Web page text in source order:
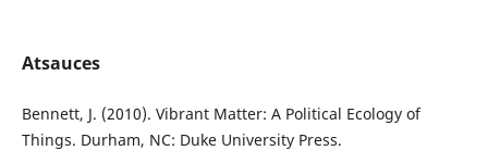
Atsauces
Bennett, J. (2010). Vibrant Matter: A Political Ecology of
Things. Durham, NC: Duke University Press.